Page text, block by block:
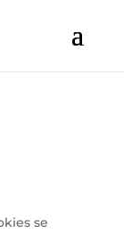
se